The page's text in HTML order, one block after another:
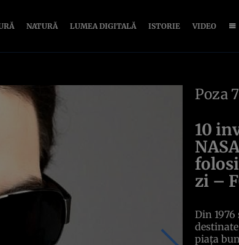
NATURĂ LUMEA DIGITALĂ ISTORIE VIDEO
Poza 7
10
zi –
Din
piaţa